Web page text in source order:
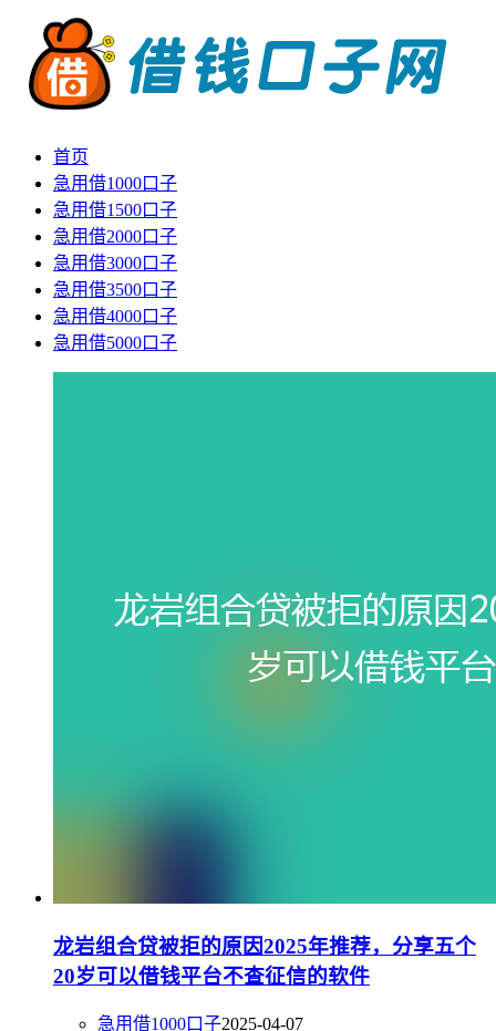
首页
急用借1000口子
急用借1500口子
急用借2000口子
急用借3000口子
急用借3500口子
急用借4000口子
急用借5000口子
龙岩组合贷被拒的原因2025年推荐，分享五个
20岁可以借钱平台不查征信的软件
急用借1000口子2025-04-07